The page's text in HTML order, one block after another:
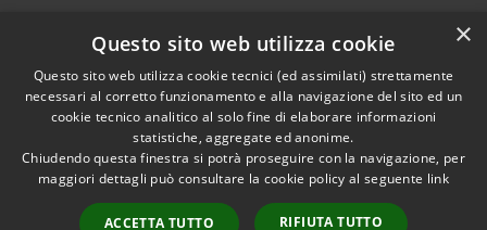
Dichiarazione di accessibilità
RSS
Accessibilità
Copyright © 2026 • Comune di
Comun Nuovo • Powered by
Municipium• Accesso
×
Questo sito web utilizza cookie
Questo sito web utilizza cookie tecnici (ed assimilati) strettamente
necessari al corretto funzionamento e alla navigazione del sito ed un
cookie tecnico analitico al solo fine di elaborare informazioni
statistiche, aggregate ed anonime.
Chiudendo questa finestra si potrà proseguire con la navigazione, per
maggiori dettagli può consultare la cookie policy al seguente link
ACCETTA TUTTO RIFIUTA TUTTO